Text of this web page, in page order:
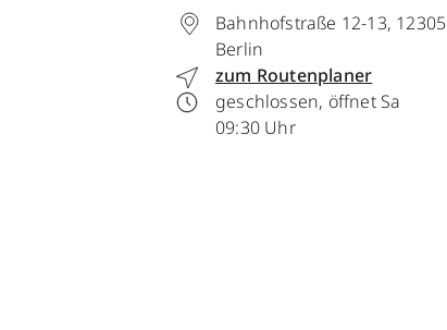
Bahnhofstraße 12-13, 12305
Berlin
zum Routenplaner
geschlossen, öffnet Sa
09:30 Uhr